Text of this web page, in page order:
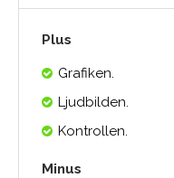
Plus
Grafiken.
Ljudbilden.
Kontrollen.
Minus